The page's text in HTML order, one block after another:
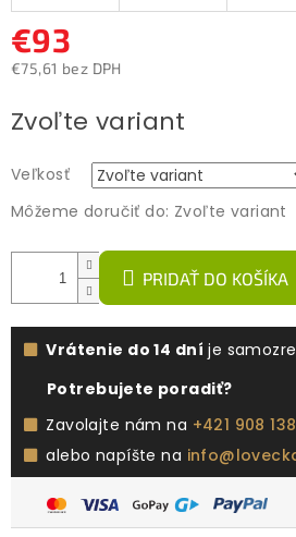
€93
€75,61 bez DPH
cena:
Zvoľte variant
Veľkosť
Môžeme doručiť do: Zvoľte variant
PRIDAŤ DO KOŠÍKA
Vrátenie do 14 dní je
Potrebujete poradiť?
Zavolajte nám na +421 908
alebo napíšte na